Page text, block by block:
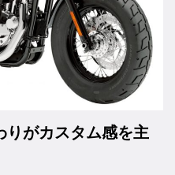
りがカスタム感を主